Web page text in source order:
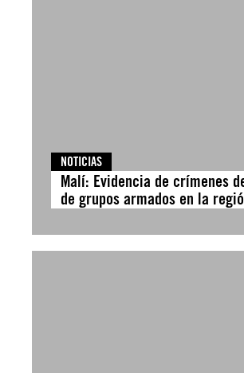
NOTICIAS
Malí: Evidencia de crímenes
de grupos armados en la